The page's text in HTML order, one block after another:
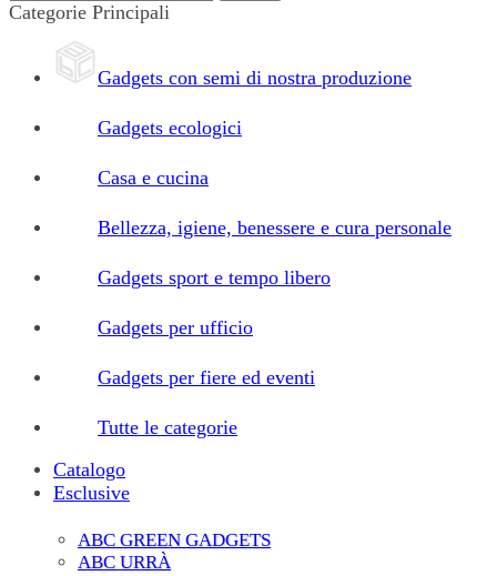
Categorie Principali
Gadgets con semi di nostra produzione
Gadgets ecologici
Casa e cucina
Bellezza, igiene, benessere e cura personale
Gadgets sport e tempo libero
Gadgets per ufficio
Gadgets per fiere ed eventi
Tutte le categorie
Catalogo
Esclusive
ABC GREEN GADGETS
ABC URRÀ